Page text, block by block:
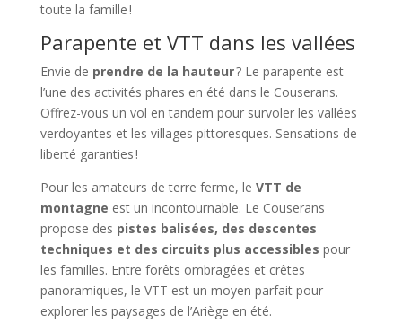
toute la famille !
Parapente et VTT dans les vallées
Envie de prendre de la hauteur? Le parapente est
l’une des activités phares en été dans le Couserans.
Offrez-vous un vol en tandem pour survoler les vallées
verdoyantes et les villages pittoresques. Sensations de
liberté garanties !
Pour les amateurs de terre ferme, le VTT de
montagne est un incontournable. Le Couserans
propose des pistes balisées, des descentes
techniques et des circuits plus accessibles pour
les familles. Entre forêts ombragées et crêtes
panoramiques, le VTT est un moyen parfait pour
explorer les paysages de l’Ariège en été.